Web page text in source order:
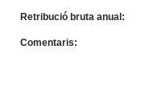
Retribució bruta anual:
Comentaris: